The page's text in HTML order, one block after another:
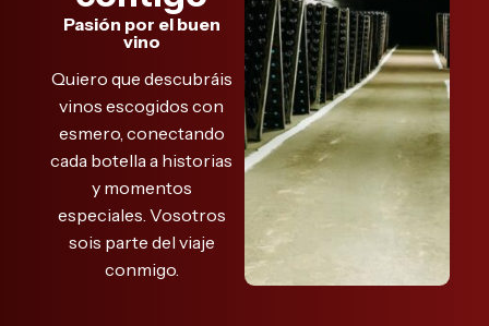
Pasión por el buen
vino
Quiero que descubráis
vinos escogidos con
esmero, conectando
cada botella a historias
y momentos
especiales. Vosotros
sois parte del viaje
conmigo.